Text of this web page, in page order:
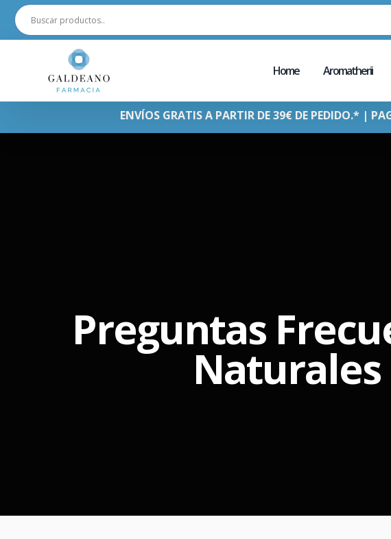
Home Aromatherii
ENVÍOS GRATIS A PARTIR DE 39€ DE PEDIDO.* |
Preguntas
Naturales